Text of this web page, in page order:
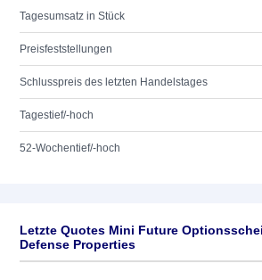
Tagesumsatz in Stück
Preisfeststellungen
Schlusspreis des letzten Handelstages
Tagestief/-hoch
52-Wochentief/-hoch
Letzte Quotes Mini Future
Defense Properties